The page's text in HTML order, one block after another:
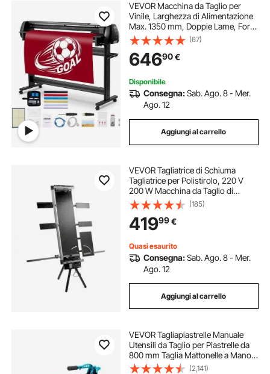
VEVOR Macchina da Taglio per
Vinile, Larghezza di Alimentazione
Max. 1350 mm, Doppie Lame, Forza
Velocità Regolabili, Display LED, Set
Stampante per Plotter da Taglio
Vinile con Accessori e Software
(67)
64690€
Disponibile
Consegna:Sab. Ago. 8 - Mer.
Ago. 12
Aggiungi al carrello
VEVOR Tagliatrice di Schiuma
Tagliatrice per Polistirolo, 220 V
200 W Macchina da Taglio di
Schiuma per Tagliare Materiali in
Polistirene Come Polistirolo e
Styrodur, L'Isolamento di Tetti
Inclinati
(185)
41999€
Quasi esaurito
Consegna:Sab. Ago. 8 - Mer.
Ago. 12
Aggiungi al carrello
VEVOR Tagliapiastrelle Manuale
Utensili da Taglio per Piastrelle da
800 mm Taglia Mattonelle a Mano
con Infrarossi Gres Ceramica
(2,141)